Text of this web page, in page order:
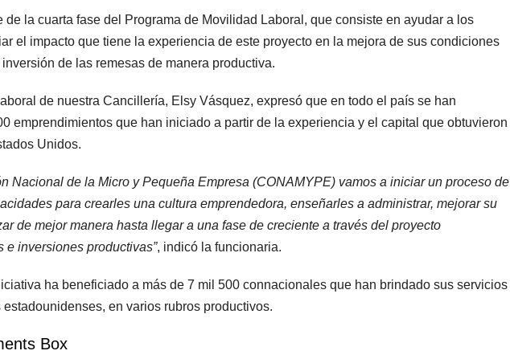
de la cuarta fase del Programa de Movilidad Laboral, que consiste en ayudar a los
el impacto que tiene la experiencia de este proyecto en la mejora de sus condiciones
de las remesas de manera productiva.
de nuestra Cancillería, Elsy Vásquez, expresó que en todo el país se han
emprendimientos que han iniciado a partir de la experiencia y el capital que obtuvieron
Unidos.
Nacional de la Micro y Pequeña Empresa (CONAMYPE) vamos a iniciar un proceso de
para crearles una cultura emprendedora, enseñarles a administrar, mejorar su
de mejor manera hasta llegar a una fase de creciente a través del proyecto
e inversiones productivas”, indicó la funcionaria.
ha beneficiado a más de 7 mil 500 connacionales que han brindado sus servicios
en varios rubros productivos.
Box